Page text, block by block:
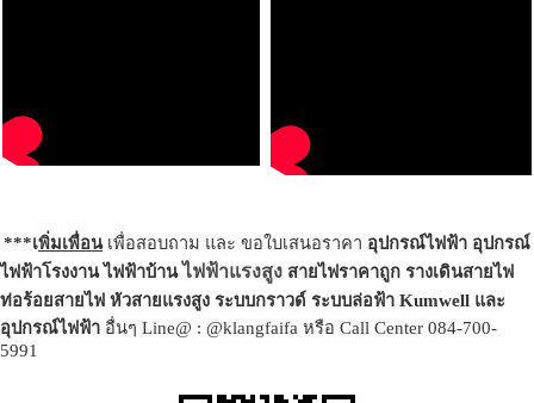
***เพิ่มเพื่อน เพื่อสอบถาม และ ขอใบเสนอราคา อุปกรณ์ไฟฟ้า อุปกรณ์
ไฟฟ้าโรงงาน ไฟฟ้าบ้าน ไฟฟ้าแรงสูง สายไฟราคาถูก รางเดินสายไฟ
ท่อร้อยสายไฟ หัวสายแรงสูง ระบบกราวด์ ระบบล่อฟ้า Kumwell และ
อุปกรณ์ไฟฟ้า อื่นๆ Line@ : @klangfaifa หรือ Call Center 084-700-
5991